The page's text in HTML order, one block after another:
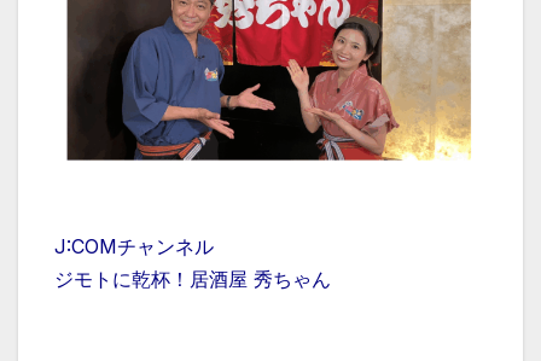
J:COMチャンネル
ジモトに乾杯！居酒屋 秀ちゃん